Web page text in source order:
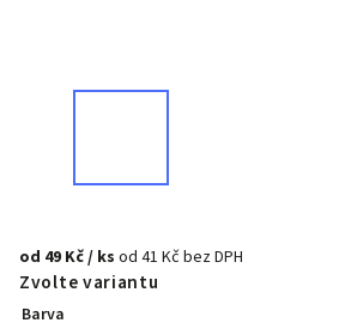
od 49 Kč/ ks od 41 Kčbez DPH
Zvolte variantu
Barva